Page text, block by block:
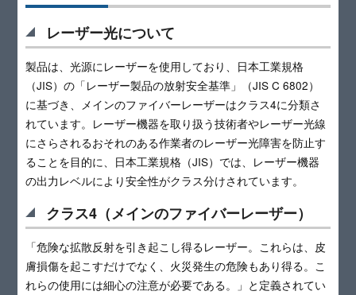
レーザー光について
製品は、光源にレーザーを使用しており、日本工業規格
（JIS）の「レーザー製品の放射安全基準」（JIS C 6802）
に基づき、メインのファイバーレーザーはクラス4に分類さ
れています。レーザー機器を取り扱う技術者やレーザー光線
にさらされるおそれのある作業者のレーザー光障害を防止す
ることを目的に、日本工業規格（JIS）では、レーザー機器
の出力レベルにより安全性がクラス分けされています。
クラス4（メインのファイバーレーザー）
「危険な拡散反射を引き起こし得るレーザー。これらは、皮
膚損傷を起こすだけでなく、火災発生の危険もあり得る。こ
れらの使用には細心の注意が必要である。」と定義されてい